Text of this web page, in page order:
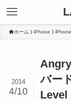
ホーム iPhone
バー
Level
2014
4/10